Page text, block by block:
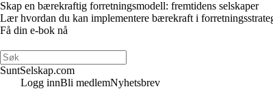
Skap en bærekraftig forretningsmodell: fremtidens selskaper
Lær hvordan du kan implementere bærekraft i
Få din e-bok nå
SuntSelskap.com
Logg innBli medlemNyhetsbrev